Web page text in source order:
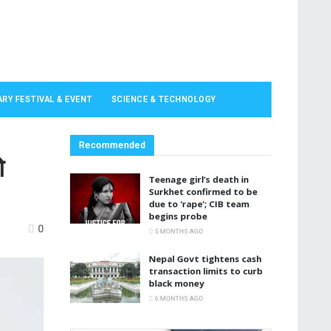
FESTIVAL & EVENT SCIENCE & TECHNOLOGY
0
Recommended
Teenage girl’s death in
Surkhet confirmed to be
due to ‘rape’; CIB team
begins probe
5 MONTHS AGO
Nepal Govt tightens cash
transaction limits to curb
black money
6 MONTHS AGO